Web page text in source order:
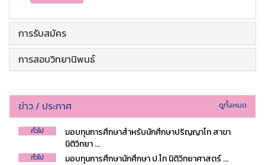
การรับสมัคร
การสอบวิทยานิพนธ์
ข่าว / ประกาศ ดูทั้งหมด
ทั่วไป
มอบทุนการศึกษาสำหรับนักศึกษาปริญญาโท สาขา
นิติวิทยา ...
ทั่วไป มอบทุนการศึกษานักศึกษา ป.โท นิติวิทยาศาสตร์ ...